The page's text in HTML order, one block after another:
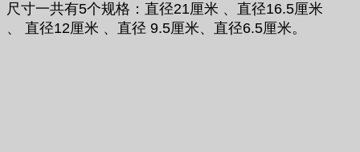
尺寸一共有5个规格：直径21厘米 、直径16.5厘米
、 直径12厘米 、直径 9.5厘米、直径6.5厘米。